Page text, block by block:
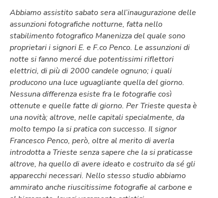
Abbiamo assistito sabato sera all’inaugurazione delle
assunzioni fotografiche notturne, fatta nello
stabilimento fotografico Manenizza del quale sono
proprietari i signori E. e F.co Penco. Le assunzioni di
notte si fanno mercé due potentissimi riflettori
elettrici, di più di 2000 candele ognuno; i quali
producono una luce uguagliante quella del giorno.
Nessuna differenza esiste fra le fotografie così
ottenute e quelle fatte di giorno. Per Trieste questa è
una novità; altrove, nelle capitali specialmente, da
molto tempo la si pratica con successo. Il signor
Francesco Penco, però, oltre al merito di averla
introdotta a Trieste senza sapere che la si praticasse
altrove, ha quello di avere ideato e costruito da sé gli
apparecchi necessari. Nello stesso studio abbiamo
ammirato anche riuscitissime fotografie al carbone e